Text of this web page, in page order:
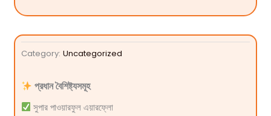
Category: Uncategorized
প্রধান বৈশিষ্ট্যসমূহ
সুপার পাওয়ারফুল এয়ারফ্লো